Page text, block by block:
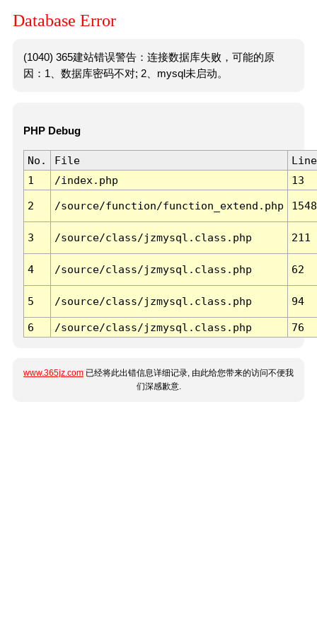
Database Error
(1040) 365建站错误警告：连接数据库失败，可能的原
因：1、数据库密码不对; 2、mysql未启动。
PHP Debug
No. File
Line
1
/index.php 13
2 /source/function/function_extend.php 1548
3 /source/class/jzmysql.class.php 211
4 /source/class/jzmysql.class.php 62
5 /source/class/jzmysql.class.php 94
6 /source/class/jzmysql.class.php 76
www.365jz.com 已经将此出错信息详细记录, 由此给您带来的访问不便我
们深感歉意.